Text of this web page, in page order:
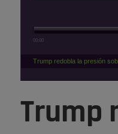
00:00
Trump redobla la presión
Trump